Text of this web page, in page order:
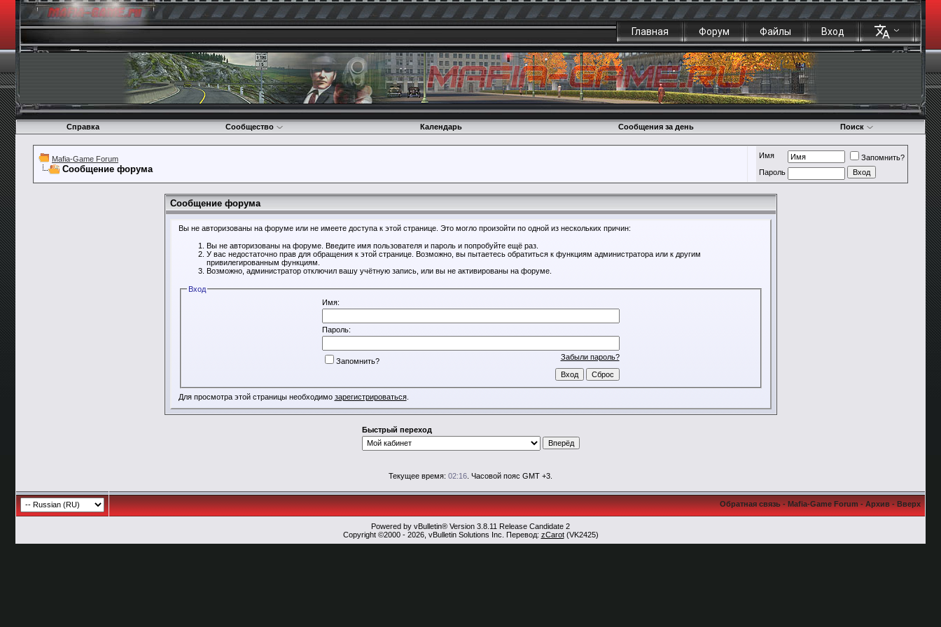
Главная Форум Файлы Вход
Справка Сообщество Календарь Сообщения за день Поиск
Mafia-Game Forum
Сообщение форума
Имя
Запомнить?
Пароль
Сообщение форума
Вы не авторизованы на форуме или не имеете доступа к этой странице. Это могло произойти по одной из нескольких причин:
Вы не авторизованы на форуме. Введите имя пользователя и пароль и попробуйте ещё раз.
У вас недостаточно прав для обращения к этой странице. Возможно, вы пытаетесь обратиться к функциям администратора или к другим
привилегированным функциям.
Возможно, администратор отключил вашу учётную запись, или вы не активированы на форуме.
Вход
Имя:
Пароль:
Забыли пароль?
Запомнить?
Для просмотра этой страницы необходимо зарегистрироваться.
Быстрый переход
Текущее время: 02:16 . Часовой пояс GMT +3.
Обратная связь-Mafia-Game Forum-Архив-Вверх
Powered by vBulletin® Version 3.8.11 Release Candidate 2
Copyright ©2000 - 2026, vBulletin Solutions Inc. Перевод: zCarot(VK2425)